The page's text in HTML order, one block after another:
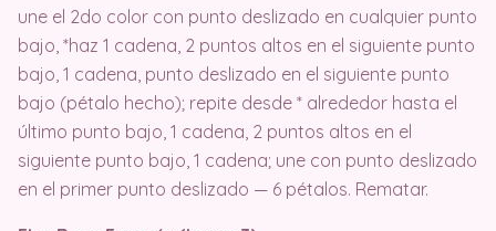
une el 2do color con punto deslizado en cualquier punto
bajo, *haz 1 cadena, 2 puntos altos en el siguiente punto
bajo, 1 cadena, punto deslizado en el siguiente punto
bajo (pétalo hecho); repite desde * alrededor hasta el
último punto bajo, 1 cadena, 2 puntos altos en el
siguiente punto bajo, 1 cadena; une con punto deslizado
en el primer punto deslizado — 6 pétalos. Rematar.